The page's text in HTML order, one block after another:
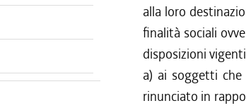
alla loro
finalità sociali
disposizioni
a) ai soggetti
rinunciato in